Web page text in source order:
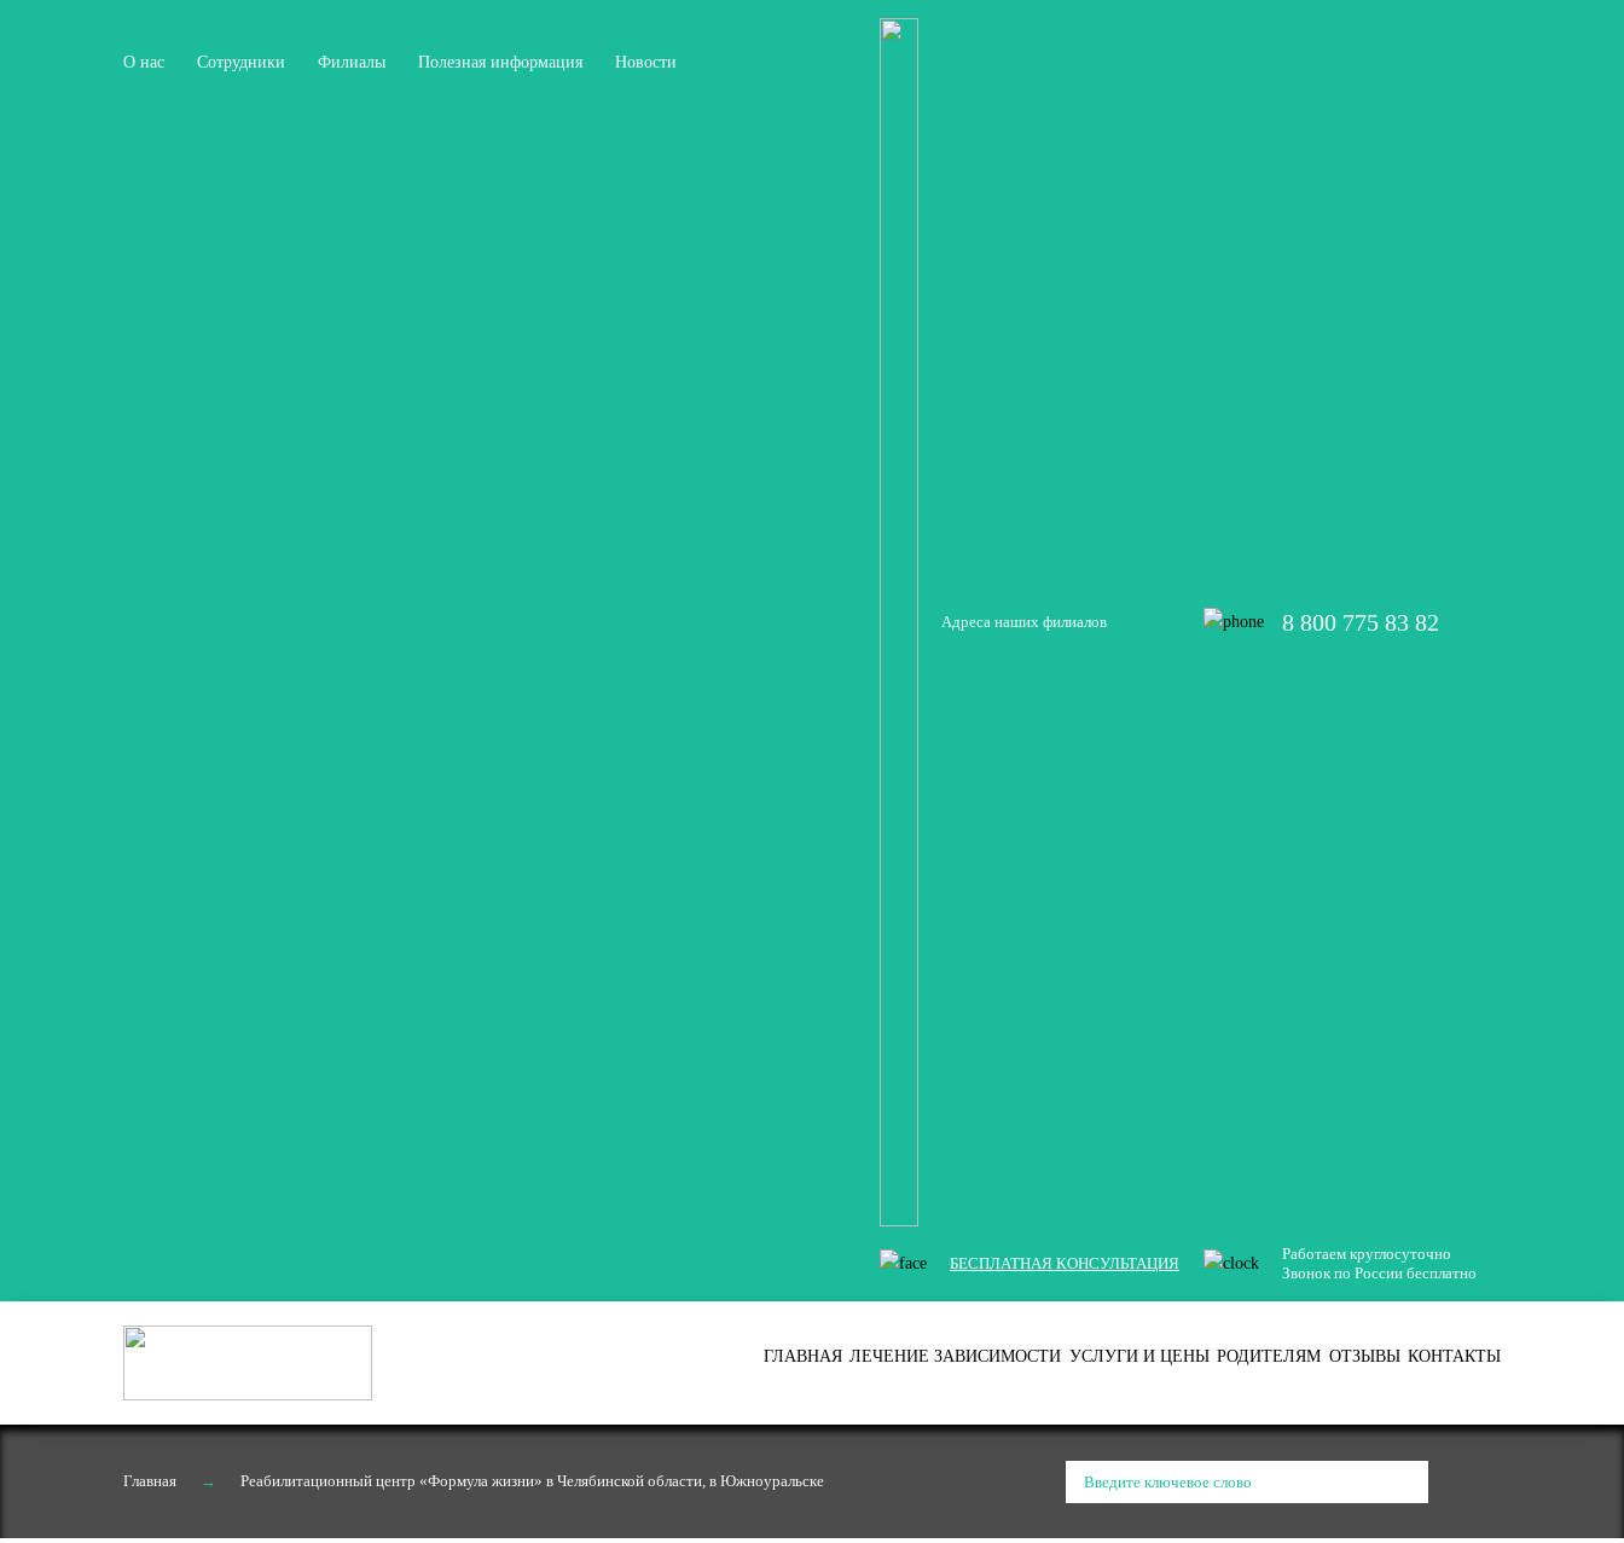
О нас Сотрудники Филиалы Полезная информация Новости
Адреса наших филиалов 8 800 775 83 82
БЕСПЛАТНАЯ КОНСУЛЬТАЦИЯ
Работаем круглосуточно
Звонок по России бесплатно
ГЛАВНАЯ ЛЕЧЕНИЕ ЗАВИСИМОСТИ УСЛУГИ И ЦЕНЫ РОДИТЕЛЯМ ОТЗЫВЫ КОНТАКТЫ
Главная → Реабилитационный центр «Формула жизни» в Челябинской области, в Южноуральске